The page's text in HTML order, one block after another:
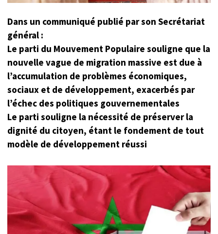
Dans un communiqué publié par son Secrétariat
général :
Le parti du Mouvement Populaire souligne que la
nouvelle vague de migration massive est due à
l’accumulation de problèmes économiques,
sociaux et de développement, exacerbés par
l’échec des politiques gouvernementales
Le parti souligne la nécessité de préserver la
dignité du citoyen, étant le fondement de tout
modèle de développement réussi